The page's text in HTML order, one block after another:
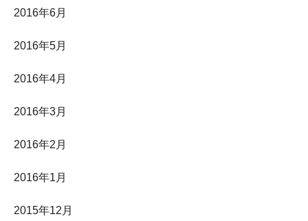
2016年6月
2016年5月
2016年4月
2016年3月
2016年2月
2016年1月
2015年12月